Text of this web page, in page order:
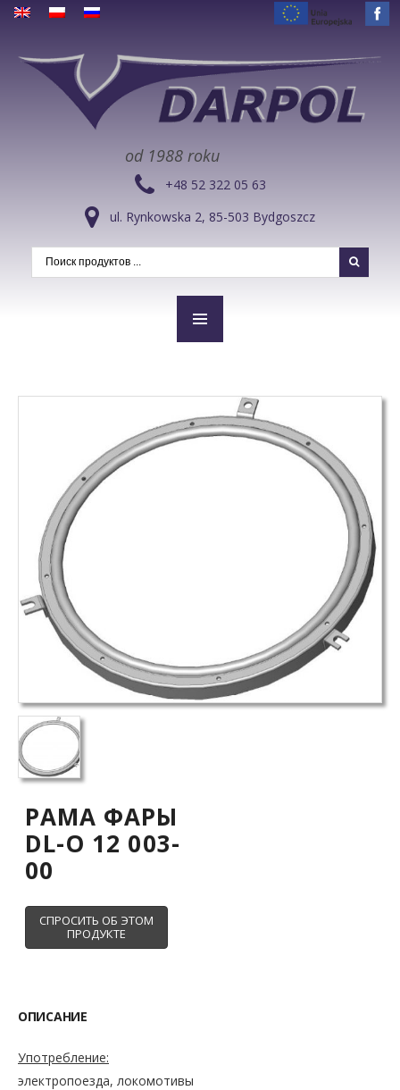
od 1988 roku
+48 52 322 05 63
ul. Rynkowska 2, 85-503 Bydgoszcz
РАМА ФАРЫ
DL-O 12 003-
00
ОПИСАНИЕ
Употребление:
электропоезда, локомотивы